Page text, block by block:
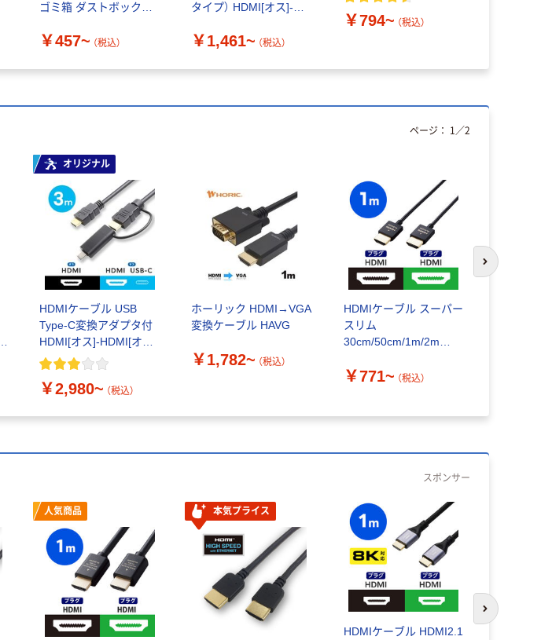
ゴミ箱 ダストボックス
個
￥457~ （税込）
タイプ） HDMI[オス]-
￥1,461~ （税込）
￥794~ （税込）
オリジナル
HDMIケーブル USB
Type-C変換アダプタ付
HDMI[オス]-HDMI[オス]
＋USB-C変換 アスクル
￥2,980~ （税込）
ホーリック HDMI→VGA
変換ケーブル HAVG
￥1,782~ （税込）
HDMIケーブル スーパー
スリム
30cm/50cm/1m/2m
エレコム
￥771~ （税込）
ページ： 1 ／2
次のスライド
スポンサー
人気商品 本気プライス
HDMIケーブル HDMI2.1
次のスライド